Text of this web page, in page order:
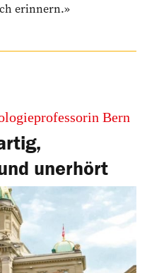
­erinnern.»
Bern
unerhört